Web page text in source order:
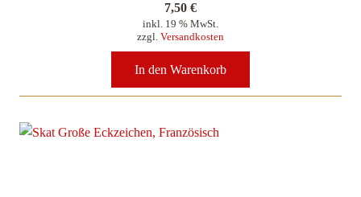
7,50 €
inkl. 19 % MwSt.
zzgl. Versandkosten
In den Warenkorb